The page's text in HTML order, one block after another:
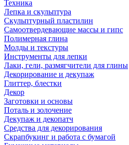
Техника
Лепка и скульптура
Скульптурный пластилин
Самоотвердевающие массы и гипс
Полимерная глина
Молды и текстуры
Инструменты для лепки
Лаки, гели, размягчители для глины
Декорирование и декупаж
Глиттер, блестки
Декор
Заготовки и основы
Поталь и золочение
Декупаж и декопатч
Средства для декорирования
Скрапбукинг и работа с бумагой